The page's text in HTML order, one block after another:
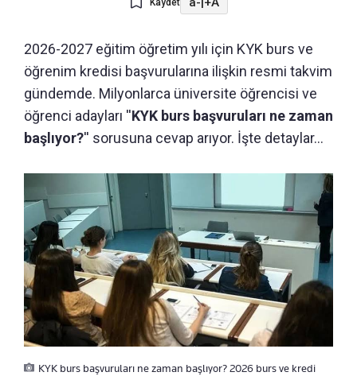
Kaydet
2026-2027 eğitim öğretim yılı için KYK burs ve
öğrenim kredisi başvurularına ilişkin resmi takvim
gündemde. Milyonlarca üniversite öğrencisi ve
öğrenci adayları ''KYK burs başvuruları ne zaman
başlıyor?'' sorusuna cevap arıyor. İşte detaylar...
KYK burs başvuruları ne zaman başlıyor? 2026 burs ve kredi